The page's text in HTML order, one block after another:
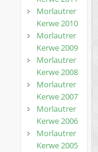
Morlautrer
Kerwe 2010
Morlautrer
Kerwe 2009
Morlautrer
Kerwe 2008
Morlautrer
Kerwe 2007
Morlautrer
Kerwe 2006
Morlautrer
Kerwe 2005